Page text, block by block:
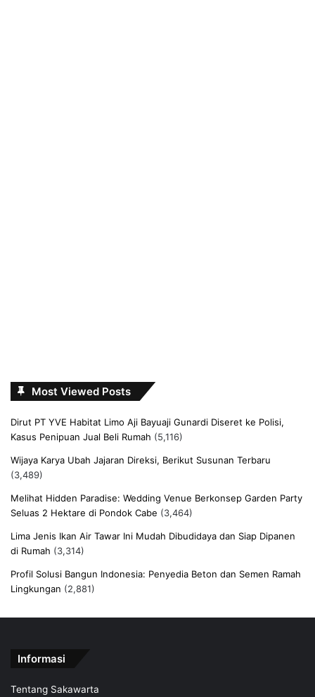
Most Viewed Posts
Dirut PT YVE Habitat Limo Aji Bayuaji Gunardi Diseret ke Polisi,
Kasus Penipuan Jual Beli Rumah (5,116)
Wijaya Karya Ubah Jajaran Direksi, Berikut Susunan Terbaru
(3,489)
Melihat Hidden Paradise: Wedding Venue Berkonsep Garden Party
Seluas 2 Hektare di Pondok Cabe (3,464)
Lima Jenis Ikan Air Tawar Ini Mudah Dibudidaya dan Siap Dipanen
di Rumah (3,314)
Profil Solusi Bangun Indonesia: Penyedia Beton dan Semen Ramah
Lingkungan (2,881)
Informasi
Tentang Sakawarta